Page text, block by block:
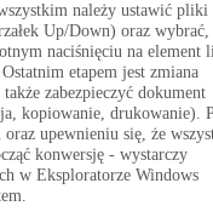
należy ustawić pliki
Up/Down) oraz wybrać,
naciśnięciu na element
etapem jest zmiana
zabezpieczyć dokument
kopiowanie, drukowanie).
upewnieniu się, że
konwersję - wystarczy
w Eksploratorze Windows